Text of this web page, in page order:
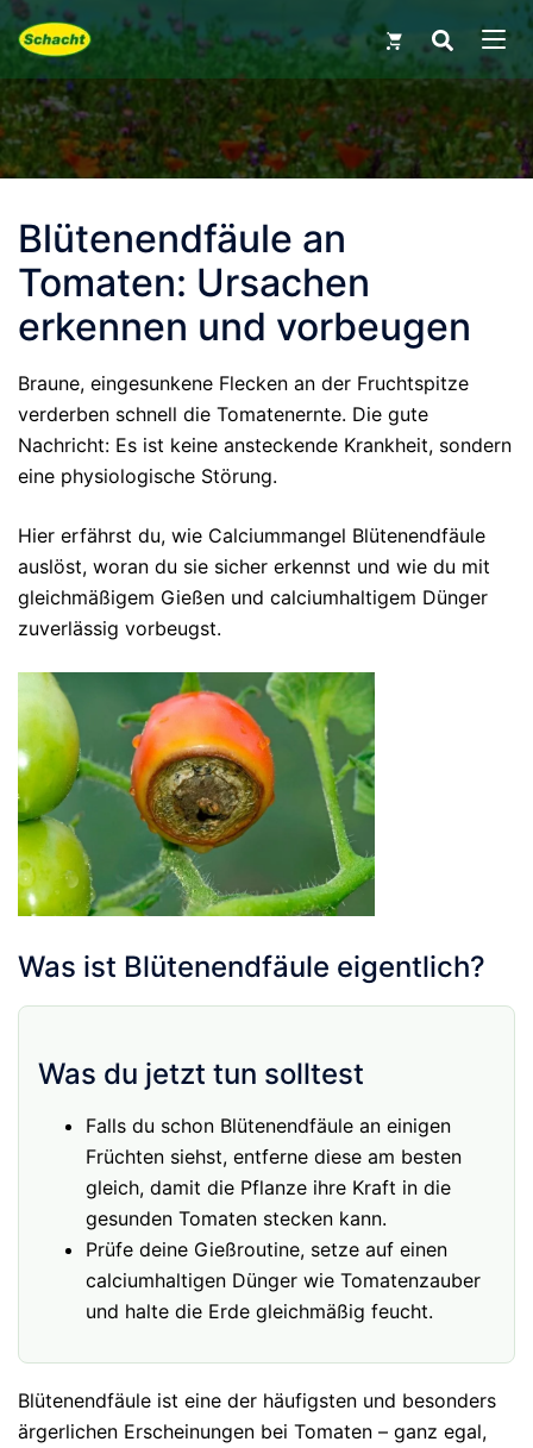
Skip
content
for:
Blütenendfäule an
Tomaten: Ursachen
erkennen und vorbeugen
Braune, eingesunkene Flecken an der Fruchtspitze
verderben schnell die Tomatenernte. Die gute
Nachricht: Es ist keine ansteckende Krankheit, sondern
eine physiologische Störung.
Hier erfährst du, wie Calciummangel Blütenendfäule
auslöst, woran du sie sicher erkennst und wie du mit
gleichmäßigem Gießen und calciumhaltigem Dünger
zuverlässig vorbeugst.
Was ist Blütenendfäule eigentlich?
Was du jetzt tun solltest
Falls du schon Blütenendfäule an einigen
Früchten siehst, entferne diese am besten
gleich, damit die Pflanze ihre Kraft in die
gesunden Tomaten stecken kann.
Prüfe deine Gießroutine, setze auf einen
calciumhaltigen Dünger wie Tomatenzauber
und halte die Erde gleichmäßig feucht.
Blütenendfäule ist eine der häufigsten und besonders
ärgerlichen Erscheinungen bei Tomaten – ganz egal,